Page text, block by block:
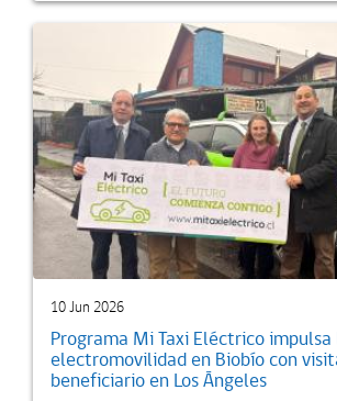
10 Jun 2026
Programa Mi Taxi Eléctrico impulsa
electromovilidad en Biobío con
beneficiario en Los Ángeles